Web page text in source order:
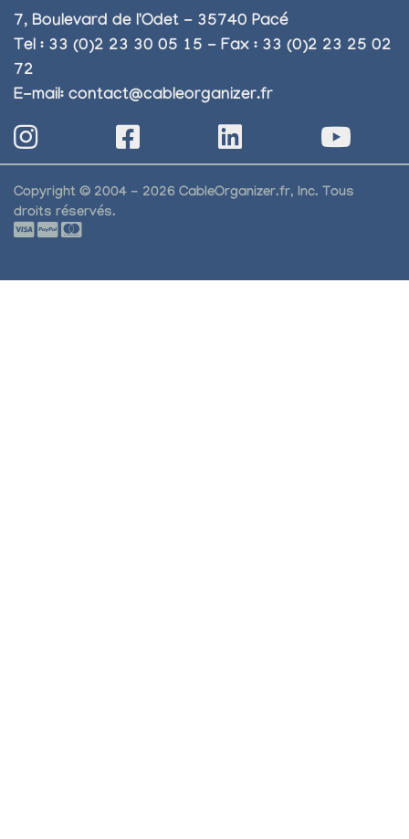
7, Boulevard de l'Odet - 35740 Pacé
Tel : 33 (0)2 23 30 05 15 - Fax : 33 (0)2 23 25 02
72
E-mail: contact@cableorganizer.fr
Copyright © 2004 - 2026 CableOrganizer.fr, Inc. Tous
droits réservés.